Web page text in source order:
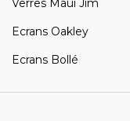
Verres Maui Jim
Ecrans Oakley
Ecrans Bollé